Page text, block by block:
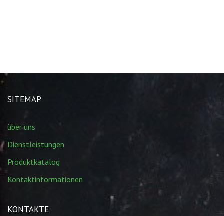
SITEMAP
über uns
Dienstleistungen
Produktkatalog
Kontaktinformationen
KONTAKTE